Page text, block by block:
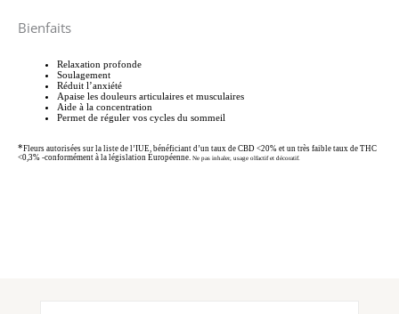
Bienfaits
Relaxation profonde
Soulagement
Réduit l’anxiété
Apaise les douleurs articulaires et musculaires
Aide à la concentration
Permet de réguler vos cycles du sommeil
*Fleurs autorisées sur la liste de l’IUE, bénéficiant d’un taux de CBD <20% et un très faible taux de THC
<0,3% -conformément à la législation Européenne. Ne pas inhaler, usage olfactif et décoratif.